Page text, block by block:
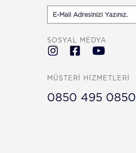
SOSYAL MEDYA
MÜŞTERİ HİZMETLERİ
0850 495 0850